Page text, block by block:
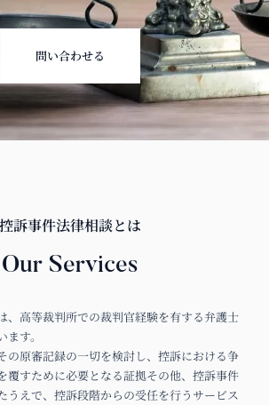
問い合わせる
控訴事件法律相談とは
Our Services
、高等裁判所での裁判官経験を有する弁護士
す。
の原審記録の一切を検討し、控訴における争
覆すために必要となる証拠その他、控訴事件
うえで、控訴段階からの受任を行うサービス